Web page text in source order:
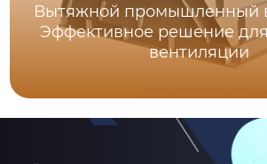
Вытяжной промышленный
Эффективное решение
вентиляции